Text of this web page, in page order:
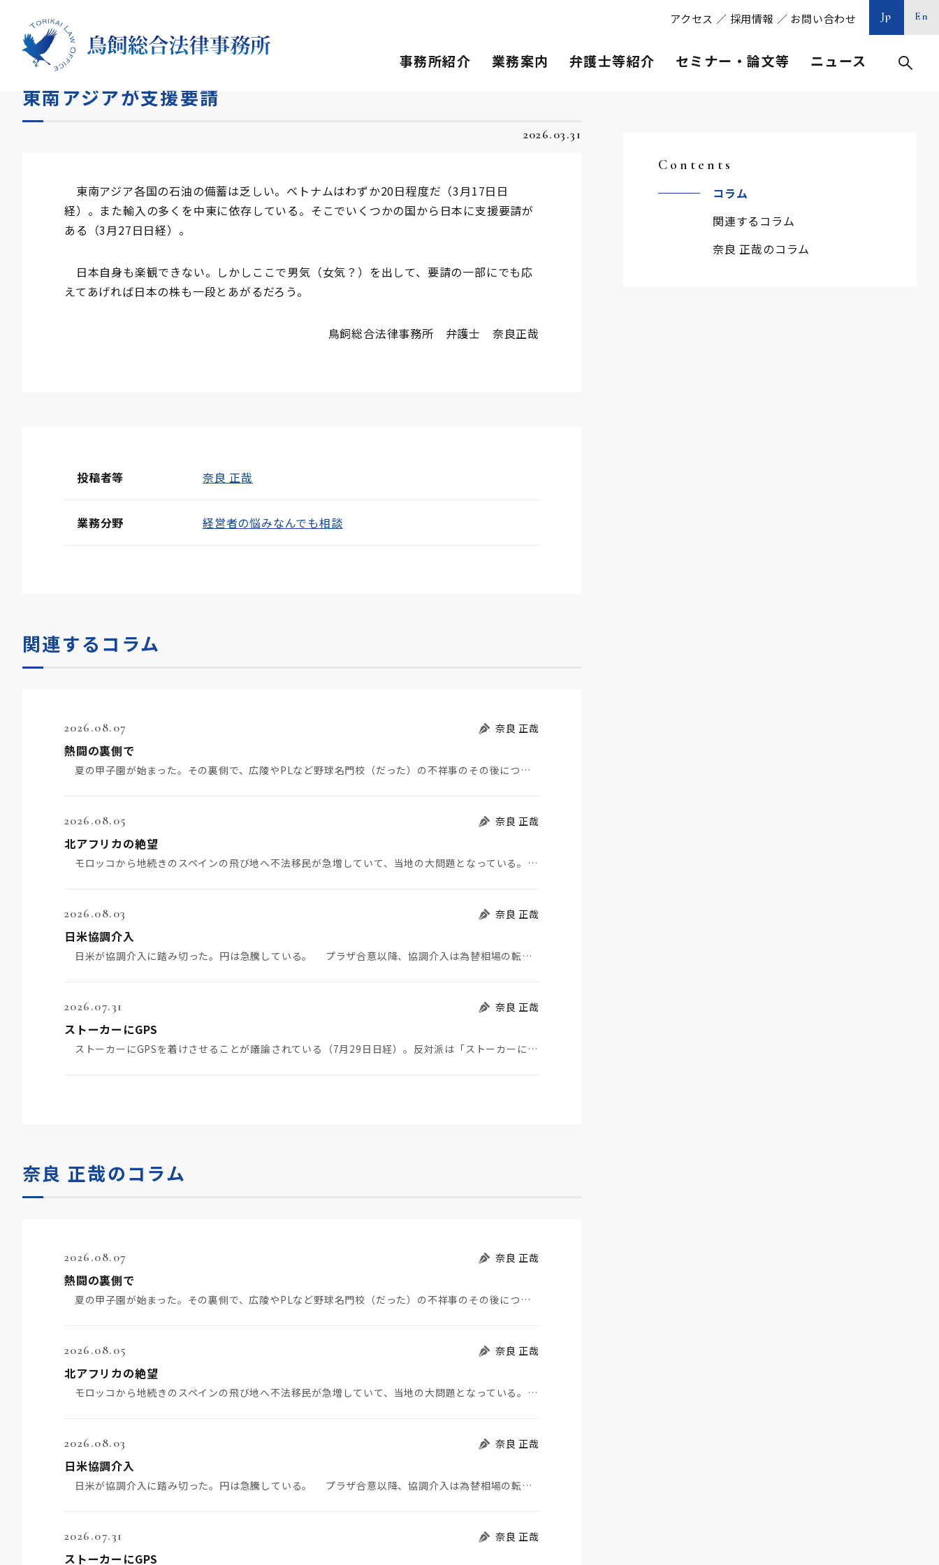
アクセス ／ 採用情報 ／ お問い合わせ Jp En
事務所紹介 業務案内 弁護士等紹介 セミナー・論文等 ニュース
HOME
東南アジアが支援要請
2026.03.31
東南アジア各国の石油の備蓄は乏しい。ベトナムはわずか20日程度だ（3月17日日
経）。また輸入の多くを中東に依存している。そこでいくつかの国から日本に支援要請が
ある（3月27日日経）。
日本自身も楽観できない。しかしここで男気（女気？）を出して、要請の一部にでも応
えてあげれば日本の株も一段とあがるだろう。
鳥飼総合法律事務所 弁護士 奈良正哉
投稿者等 奈良 正哉
業務分野 経営者の悩みなんでも相談
関連するコラム
2026.08.07 奈良 正哉
熱闘の裏側で
夏の甲子園が始まった。その裏側で、広陵やPLなど野球名門校（だった）の不祥事のその後について、「熱…
2026.08.05 奈良 正哉
北アフリカの絶望
モロッコから地続きのスペインの飛び地へ不法移民が急増していて、当地の大問題となっている。「海を泳い…
2026.08.03 奈良 正哉
日米協調介入
日米が協調介入に踏み切った。円は急騰している。 プラザ合意以降、協調介入は為替相場の転機になって…
2026.07.31 奈良 正哉
ストーカーにGPS
ストーカーにGPSを着けさせることが議論されている（7月29日日経）。反対派は「ストーカーにも人権…
奈良 正哉のコラム
2026.08.07 奈良 正哉
熱闘の裏側で
夏の甲子園が始まった。その裏側で、広陵やPLなど野球名門校（だった）の不祥事のその後について、「熱…
2026.08.05 奈良 正哉
北アフリカの絶望
モロッコから地続きのスペインの飛び地へ不法移民が急増していて、当地の大問題となっている。「海を泳い…
2026.08.03 奈良 正哉
日米協調介入
日米が協調介入に踏み切った。円は急騰している。 プラザ合意以降、協調介入は為替相場の転機になって…
2026.07.31 奈良 正哉
ストーカーにGPS
Contents
コラム
関連するコラム
奈良 正哉のコラム